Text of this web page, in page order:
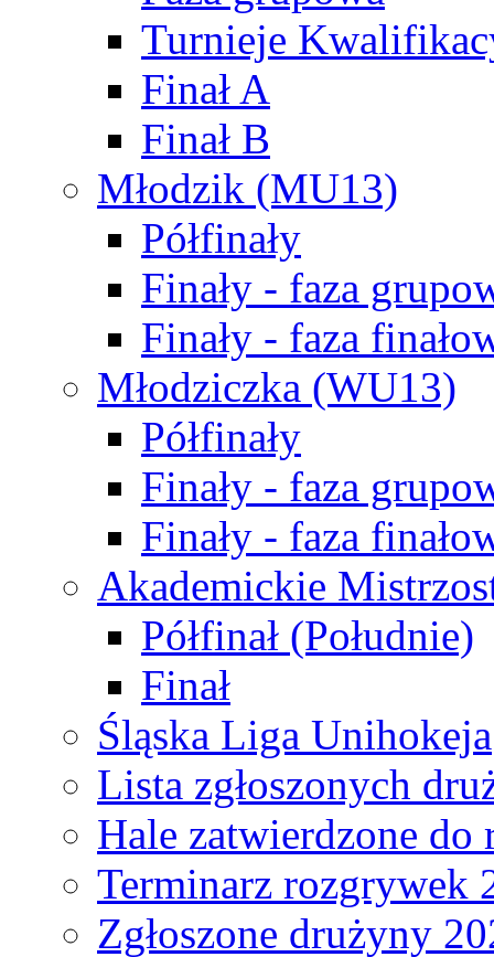
Turnieje
Finał A
Finał B
Młodzik (MU13)
Półfinały
Finały - faza
Finały - faza
Młodziczka (WU13)
Półfinały
Finały - faza
Finały - faza
Akademickie
Półfinał (Południe)
Finał
Śląska Liga Unihokeja
Lista zgłoszonych
Hale zatwierdzone do
Terminarz rozgrywek
Zgłoszone drużyny